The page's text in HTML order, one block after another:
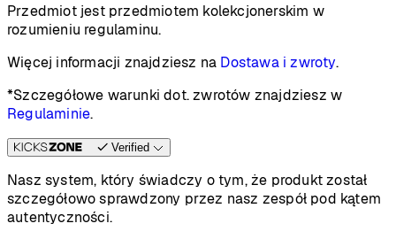
Przedmiot jest przedmiotem kolekcjonerskim w
rozumieniu regulaminu.
Więcej informacji znajdziesz na Dostawa i zwroty.
*Szczegółowe warunki dot. zwrotów znajdziesz w
Regulaminie.
Verified
Nasz system, który świadczy o tym, że produkt został
szczegółowo sprawdzony przez nasz zespół pod kątem
autentyczności.